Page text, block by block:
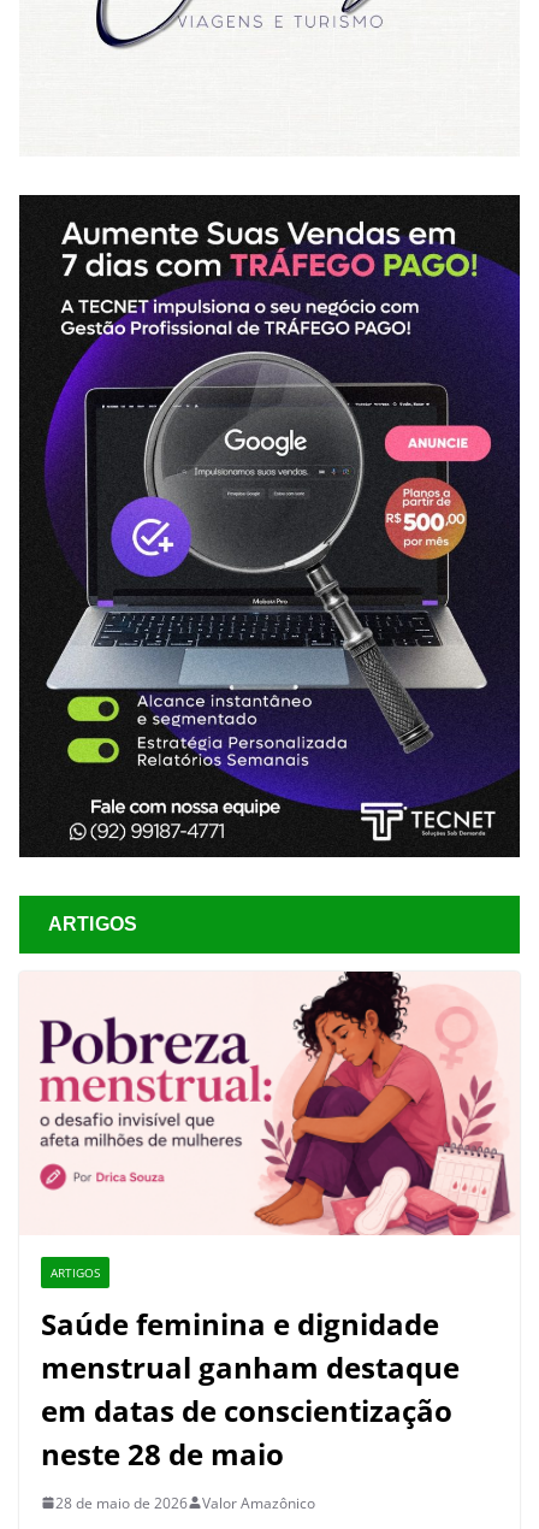
ARTIGOS
ARTIGOS
Saúde feminina e dignidade
menstrual ganham destaque
em datas de conscientização
neste 28 de maio
28 de maio de 2026 Valor Amazônico